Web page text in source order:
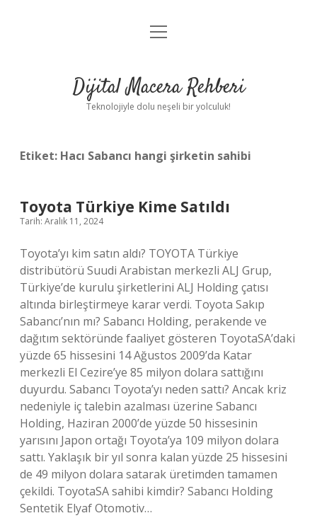
Anasayfa
Yasal Uyarı
menüyü
Dijital Macera Rehberi
Teknolojiyle dolu neşeli bir yolculuk!
Etiket: Hacı Sabancı hangi şirketin sahibi
Toyota Türkiye Kime Satıldı
Tarih: Aralık 11, 2024
Toyota’yı kim satın aldı? TOYOTA Türkiye
distribütörü Suudi Arabistan merkezli ALJ Grup,
Türkiye’de kurulu şirketlerini ALJ Holding çatısı
altında birleştirmeye karar verdi. Toyota Sakıp
Sabancı’nın mı? Sabancı Holding, perakende ve
dağıtım sektöründe faaliyet gösteren ToyotaSA’daki
yüzde 65 hissesini 14 Ağustos 2009’da Katar
merkezli El Cezire’ye 85 milyon dolara sattığını
duyurdu. Sabancı Toyota’yı neden sattı? Ancak kriz
nedeniyle iç talebin azalması üzerine Sabancı
Holding, Haziran 2000’de yüzde 50 hissesinin
yarısını Japon ortağı Toyota’ya 109 milyon dolara
sattı. Yaklaşık bir yıl sonra kalan yüzde 25 hissesini
de 49 milyon dolara satarak üretimden tamamen
çekildi. ToyotaSA sahibi kimdir? Sabancı Holding
Sentetik Elyaf Otomotiv…